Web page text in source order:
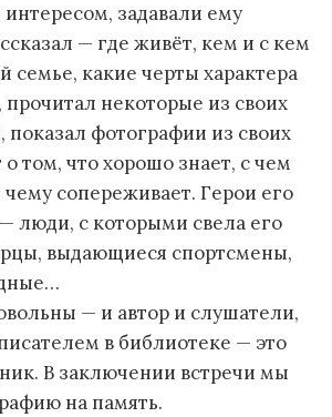
задавали ему
— где живёт, кем и с кем
семье, какие черты характера
прочитал некоторые из своих
показал фотографии из своих
том, что хорошо знает, с чем
чему сопереживает. Герои его
люди, с которыми свела его
выдающиеся спортсмены,
— и автор и слушатели,
в библиотеке — это
В заключении встречи мы
на память.